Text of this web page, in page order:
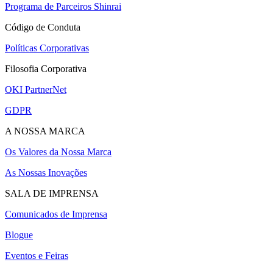
Programa de Parceiros Shinrai
Código de Conduta
Políticas Corporativas
Filosofia Corporativa
OKI PartnerNet
GDPR
A NOSSA MARCA
Os Valores da Nossa Marca
As Nossas Inovações
SALA DE IMPRENSA
Comunicados de Imprensa
Blogue
Eventos e Feiras